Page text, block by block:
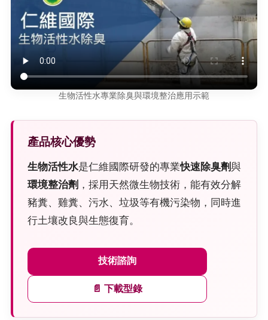
生物活性水專業除臭與環境整治應用示範
產品核心優勢
生物活性水是仁維國際研發的專業快速除臭劑與
環境整治劑 ，採用天然微生物技術，能有效分解
豬糞、雞糞、污水、垃圾等有機污染物，同時進
行土壤改良與生態復育。
技術諮詢
📄 下載型錄